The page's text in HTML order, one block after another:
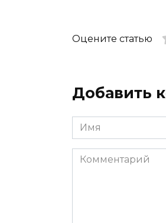
Оцените статью
Добавить
Имя
*
Комментарий